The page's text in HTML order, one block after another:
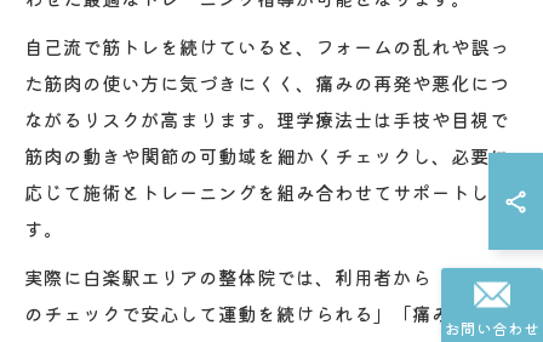
自己流で筋トレを続けていると、フォームの乱れや誤っ
た筋肉の使い方に気づきにくく、痛みの再発や悪化につ
ながるリスクが高まります。理学療法士は手技や目視で
筋肉の動きや関節の可動域を細かくチェックし、必要に
応じて施術とトレーニングを組み合わせてサポートしま
す。
実際に白楽駅エリアの整体院では、利用者から「専門家
のチェックで安心して運動を続けられる」「痛みが出た
お問い合わせ